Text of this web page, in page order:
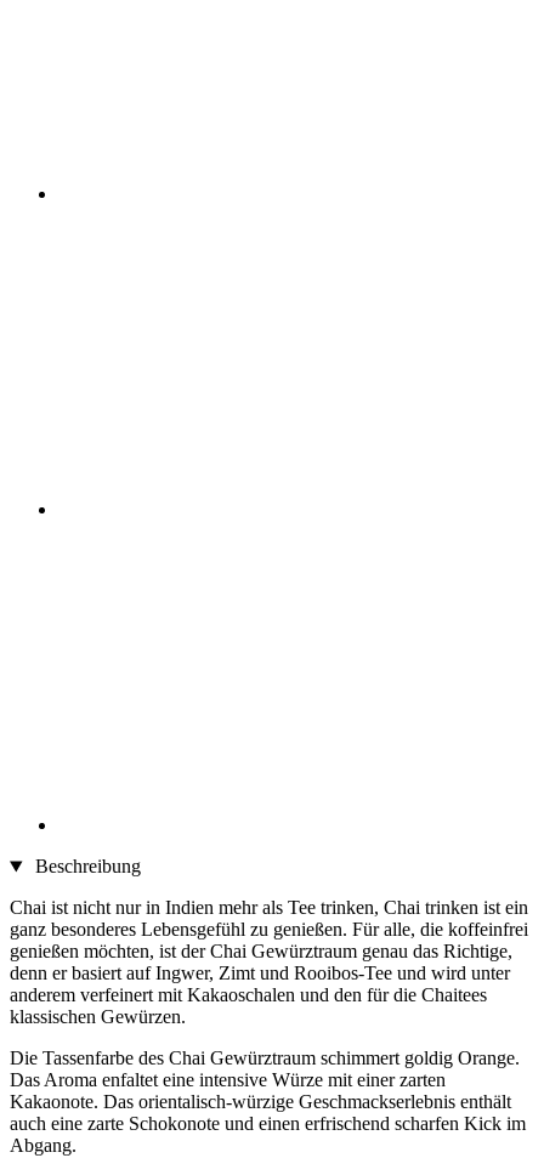
Beschreibung
Chai ist nicht nur in Indien mehr als Tee trinken, Chai trinken ist ein
ganz besonderes Lebensgefühl zu genießen. Für alle, die koffeinfrei
genießen möchten, ist der Chai Gewürztraum genau das Richtige,
denn er basiert auf Ingwer, Zimt und Rooibos-Tee und wird unter
anderem verfeinert mit Kakaoschalen und den für die Chaitees
klassischen Gewürzen.
Die Tassenfarbe des Chai Gewürztraum schimmert goldig Orange.
Das Aroma enfaltet eine intensive Würze mit einer zarten
Kakaonote. Das orientalisch-würzige Geschmackserlebnis enthält
auch eine zarte Schokonote und einen erfrischend scharfen Kick im
Abgang.